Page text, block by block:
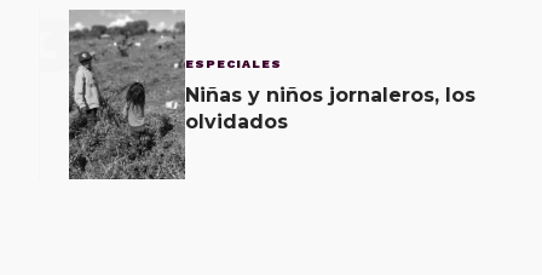
3 ESPECIALES
Niñas y niños jornaleros, los
olvidados